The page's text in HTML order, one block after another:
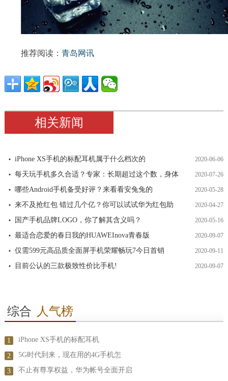
推荐阅读： 青岛网讯
相关新闻
iPhone XS手机的标配耳机属于什么档次的 2020-06-06
每天玩手机多久合适？专家：长期超过这个数，身体 2020-07-26
哪些Android手机备受好评？来看看安兔兔的 2020-05-28
来不及抢红包 错过几个亿？你可以试试华为红包助 2020-04-27
国产手机品牌LOGO，你了解其含义吗？ 2020-05-16
最适合恋爱的春日我的HUAWEInova青春版 2020-09-07
仅需599元高品质全面屏手机荣耀畅玩7今日首销 2020-09-11
目前公认的三款极致性价比手机! 2020-09-07
综合 人气榜
1 iPhone XS手机的标配耳机
2 5G时代到来，现在用的4G手机怎
3 不止有尊享权益，华为帐号全面开启